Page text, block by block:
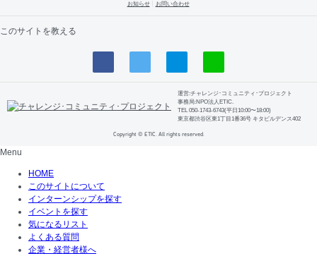
お知らせ お問い合わせ
このサイトを教える
運営:チャレンジ･コミュニティ･プロジェクト
事務局:NPO法人ETIC.
TEL 050-1743-6743(平日10:00〜18:00)
東京都渋谷区東1丁目1番36号 キタビルデンス402
Copyright © ETIC. All rights reserved.
Menu
HOME
このサイトについて
インターンシップを探す
イベントを探す
気になるリスト
よくある質問
企業・経営者様へ